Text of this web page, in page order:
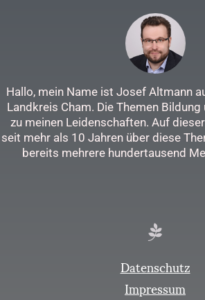
Hallo, mein Name ist Josef Altmann
Landkreis Cham. Die Themen
zu meinen Leidenschaften. Auf
seit mehr als 10 Jahren über diese
bereits mehrere hundertausend
Datenschutz
Impressum